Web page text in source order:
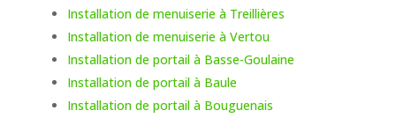
Installation de menuiserie à Treillières
Installation de menuiserie à Vertou
Installation de portail à Basse-Goulaine
Installation de portail à Baule
Installation de portail à Bouguenais